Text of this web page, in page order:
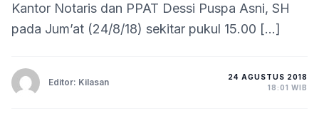
Kantor Notaris dan PPAT Dessi Puspa Asni, SH
pada Jum’at (24/8/18) sekitar pukul 15.00 […]
Editor: Kilasan
24 AGUSTUS 2018
18:01 WIB